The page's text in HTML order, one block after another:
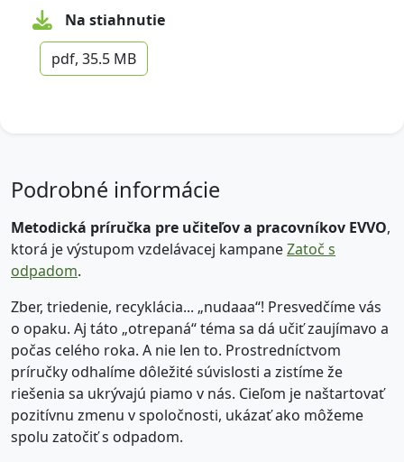
Na stiahnutie
pdf, 35.5 MB
Podrobné informácie
Metodická príručka pre učiteľov a pracovníkov EVVO,
ktorá je výstupom vzdelávacej kampaneZatoč s
odpadom.
Zber, triedenie, recyklácia... „nudaaa“! Presvedčíme vás
o opaku. Aj táto „otrepaná“ téma sa dá učiť zaujímavo a
počas celého roka. A nie len to. Prostredníctvom
príručky odhalíme dôležité súvislosti a zistíme že
riešenia sa ukrývajú piamo v nás. Cieľom je naštartovať
pozitívnu zmenu v spoločnosti, ukázať ako môžeme
spolu zatočiť s odpadom.